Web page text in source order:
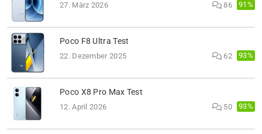
27. März 2026 86 91%
Poco F8 Ultra Test
22. Dezember 2025 62 93%
Poco X8 Pro Max Test
12. April 2026 50 93%